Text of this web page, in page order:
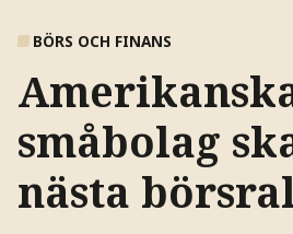
BÖRS OCH FINANS
småbolag
nästa